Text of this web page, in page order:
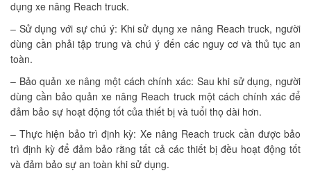
dụng xe nâng Reach truck.
– Sử dụng với sự chú ý: Khi sử dụng xe nâng Reach truck, người
dùng cần phải tập trung và chú ý đến các nguy cơ và thủ tục an
toàn.
– Bảo quản xe nâng một cách chính xác: Sau khi sử dụng, người
dùng cần bảo quản xe nâng Reach truck một cách chính xác để
đảm bảo sự hoạt động tốt của thiết bị và tuổi thọ dài hơn.
– Thực hiện bảo trì định kỳ: Xe nâng Reach truck cần được bảo
trì định kỳ để đảm bảo rằng tất cả các thiết bị đều hoạt động tốt
và đảm bảo sự an toàn khi sử dụng.